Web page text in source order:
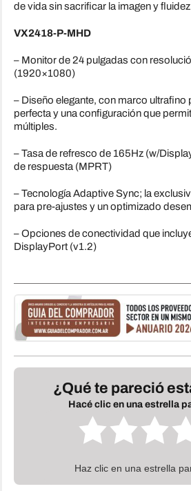
de vida sin sacrificar la imagen y fluidez
VX2418-P-MHD
– Monitor de 24 pulgadas con
(1920×1080)
– Diseño elegante, con marco ultrafino
perfecta y una configuración que
múltiples.
– Tasa de refresco de 165Hz (w/
de respuesta (MPRT)
– Tecnología Adaptive Sync; la
para pre-ajustes y un optimizado
– Opciones de conectividad que
DisplayPort (v1.2)
¿Qué te pareció
Hacé clic en una estrella
Haz clic en una estrella